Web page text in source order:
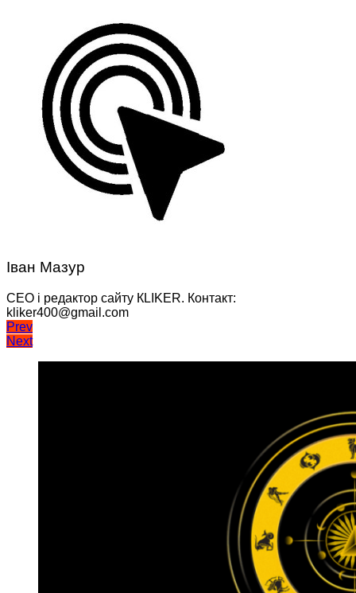
Іван Мазур
CEO і редактор сайту КLIKER. Контакт:
kliker400@gmail.com
Навігація
записів
Prev
Next